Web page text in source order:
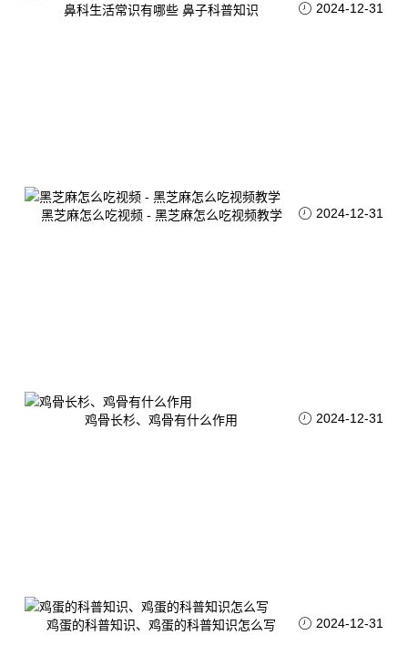
鼻科生活常识有哪些 鼻子科普知识 2024-12-31
黑芝麻怎么吃视频 - 黑芝麻怎么吃视频教学 2024-12-31
鸡骨长杉、鸡骨有什么作用 2024-12-31
鸡蛋的科普知识、鸡蛋的科普知识怎么写 2024-12-31